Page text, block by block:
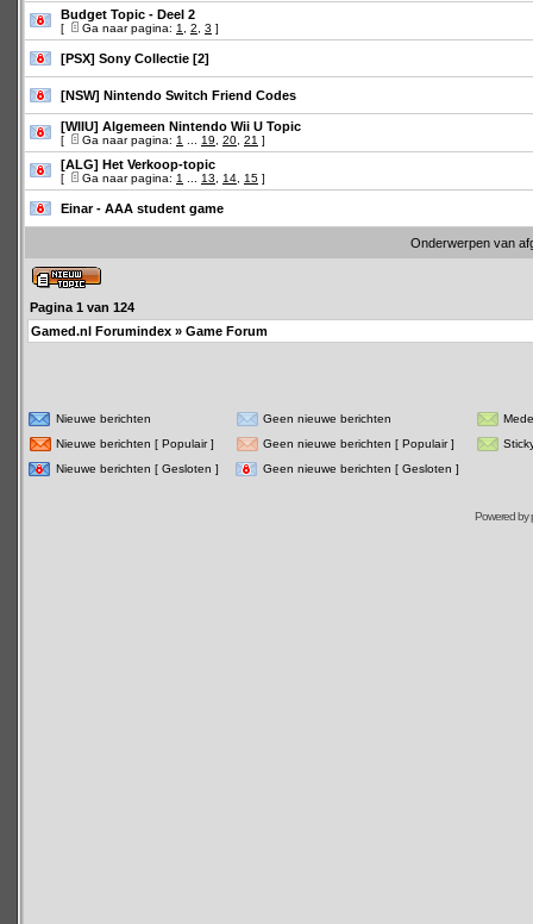
Budget Topic - Deel 2
[ Ga naar pagina: 1 2 3 ]
[PSX] Sony Collectie [2]
[NSW] Nintendo Switch Friend Codes
[WIIU] Algemeen Nintendo Wii U Topic
[ Ga naar pagina: 1 19 20 21 ]
[ALG] Het Verkoop-topic
[ Ga naar pagina: 1 13 14 15 ]
Einar - AAA student game
Onderwerpen van
Pagina 1 van 124
Gamed.nl Forumindex » Game Forum
Nieuwe berichten Geen nieuwe berichten
Nieuwe berichten [ Populair ]
Geen nieuwe berichten [ Populair ]
Nieuwe berichten [ Gesloten ]
Geen nieuwe berichten [ Gesloten ]
Powered by